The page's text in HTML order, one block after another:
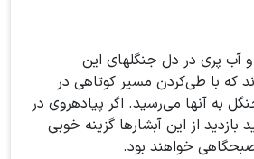
و آب پری در دل جنگلهای این
که با طی‌کردن مسیر کوتاهی در
به آنها می‌رسید. اگر پیادهروی در
از این آبشارها گزینه خوبی
خواهند بود.